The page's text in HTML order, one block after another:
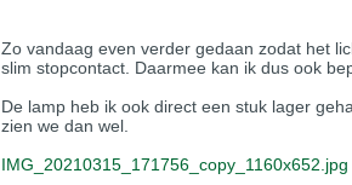
Zo vandaag even verder gedaan zodat het
slim stopcontact. Daarmee kan ik dus ook
De lamp heb ik ook direct een stuk lager
zien we dan wel.
IMG_20210315_171756_copy_1160x652.jpg